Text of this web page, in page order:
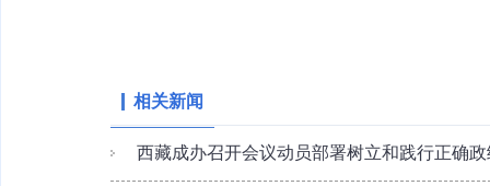
相关新闻
西藏成办召开会议动员部署树立和践行正确